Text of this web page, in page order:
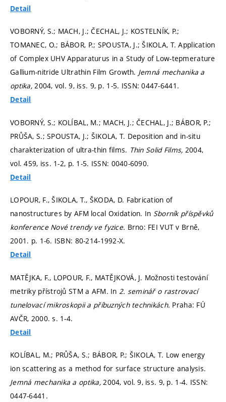
Detail
VOBORNÝ, S.; MACH, J.; ČECHAL, J.; KOSTELNÍK, P.;
TOMANEC, O.; BÁBOR, P.; SPOUSTA, J.; ŠIKOLA, T. Application
of Complex UHV Apparaturus in a Study of Low-tepmerature
Gallium-nitride Ultrathin Film Growth. Jemná mechanika a
optika,2004, vol. 9, iss. 9, p. 1-5. ISSN: 0447-6441.
Detail
VOBORNÝ, S.; KOLÍBAL, M.; MACH, J.; ČECHAL, J.; BÁBOR, P.;
PRŮŠA, S.; SPOUSTA, J.; ŠIKOLA, T. Deposition and in-situ
charakterization of ultra-thin films. Thin Solid Films, 2004,
vol. 459, iss. 1-2, p. 1-5. ISSN: 0040-6090.
Detail
LOPOUR, F., ŠIKOLA, T., ŠKODA, D. Fabrication of
nanostructures by AFM local Oxidation. In Sborník příspěvků
konference Nové trendy ve fyzice. Brno: FEI VUT v Brně,
2001. p. 1-6. ISBN: 80-214-1992-X.
Detail
MATĚJKA, F., LOPOUR, F., MATĚJKOVÁ, J. Možnosti testování
metriky přístrojů STM a AFM. In 2. seminář o rastrovací
tunelovací mikroskopii a příbuzných technikách. Praha: FÚ
AVČR, 2000.s. 1-4.
Detail
KOLÍBAL, M.; PRŮŠA, S.; BÁBOR, P.; ŠIKOLA, T. Low energy
ion scattering as a method for surface structure analysis.
Jemná mechanika a optika,2004, vol. 9, iss. 9, p. 1-4. ISSN:
0447-6441.